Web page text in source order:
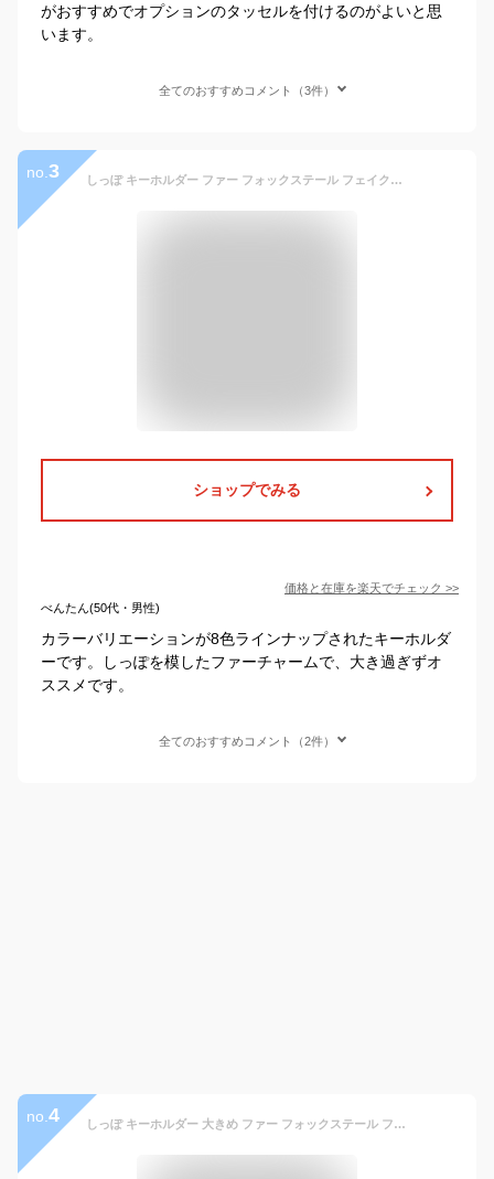
がおすすめでオプションのタッセルを付けるのがよいと思
います。
全てのおすすめコメント（3件）
no. 3 しっぽ キーホルダー ファー フォックステール フェイクファー ギャル しっぽキーホルダー Y2K キーホルダー カラーしっぽ カラフルしっぽ 尻尾 ファーストラップ バッグチャーム ファーチャーム チャーム バッグアクセサリー しっぽアクセサリー キーチャーム 白
ショップでみる
価格と在庫を楽天でチェック >>
べんたん(50代・男性)
カラーバリエーションが8色ラインナップされたキーホルダ
ーです。しっぽを模したファーチャームで、大き過ぎずオ
ススメです。
全てのおすすめコメント（2件）
no. 4 しっぽ キーホルダー 大きめ ファー フォックステール フェイクファー ギャル しっぽキーホルダー Y2K キーホルダー ビッグサイズ しっぽ カラフル ピンク 尻尾 ファーストラップ バッグチャーム ファーチャーム バッグアクセサリー しっぽアクセサリー キーチャーム 白